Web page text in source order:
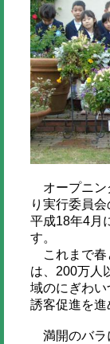
オープニン
り実行委員
平成18年4月
す。
これまで春
は、200万人
域のにぎわ
誘客促進を進
満開のバラ